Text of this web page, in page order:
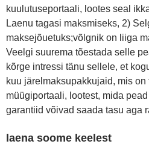
kuulutuseportaali, lootes seal
Laenu tagasi maksmiseks, 2)
maksejõuetuks;võlgnik on liiga
Veelgi suurema tõestada selle
kõrge intressi tänu sellele, et
kuu järelmaksupakkujaid, mis
müügiportaali, lootest, mida
garantiid võivad saada tasu aga
laena soome keelest